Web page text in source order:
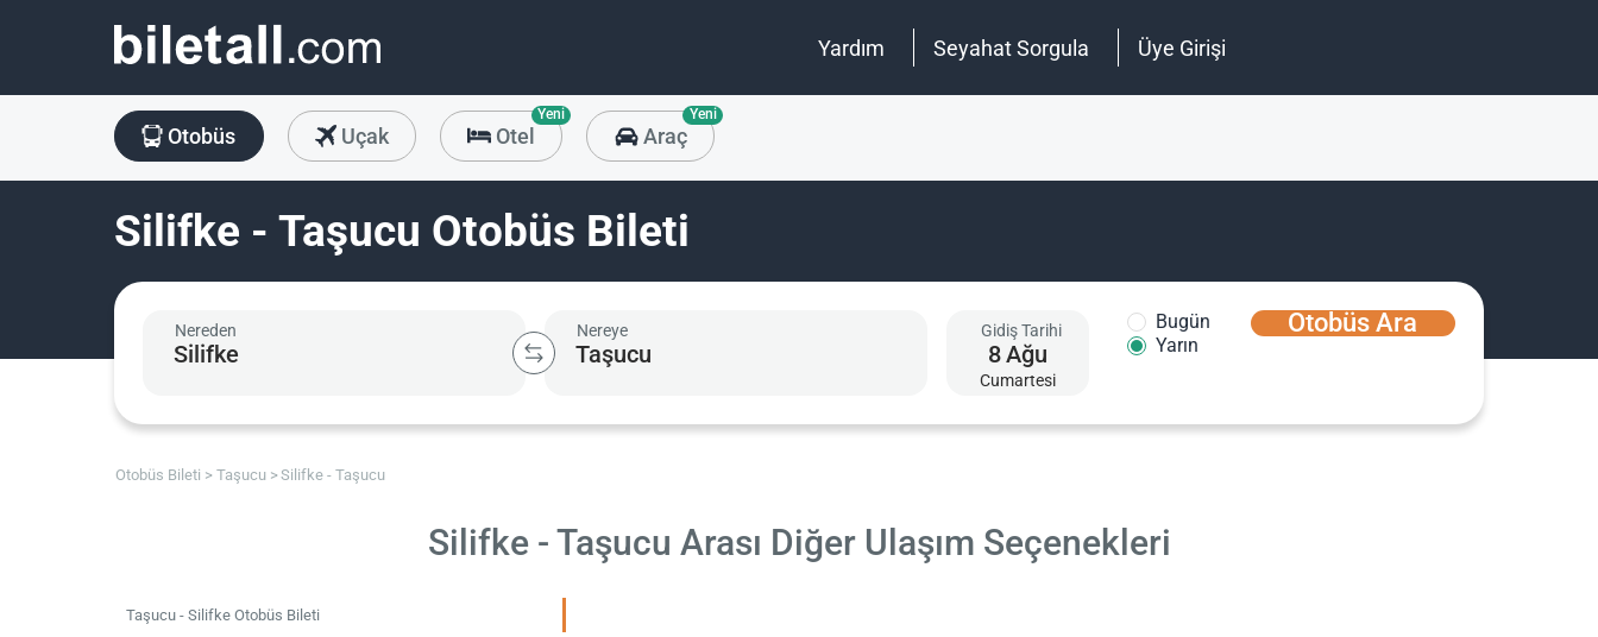
Yardım Seyahat Sorgula Üye Girişi
Otobüs Uçak Otel
Yeni
Araç
Yeni
Silifke - Taşucu Otobüs Bileti
Nereden Nereye Gidiş Tarihi
8Ağu
Cumartesi
Bugün
Yarın
Otobüs Ara
Otobüs Bileti Taşucu Silifke - Taşucu
Silifke - Taşucu Arası Diğer Ulaşım Seçenekleri
Taşucu - Silifke Otobüs Bileti